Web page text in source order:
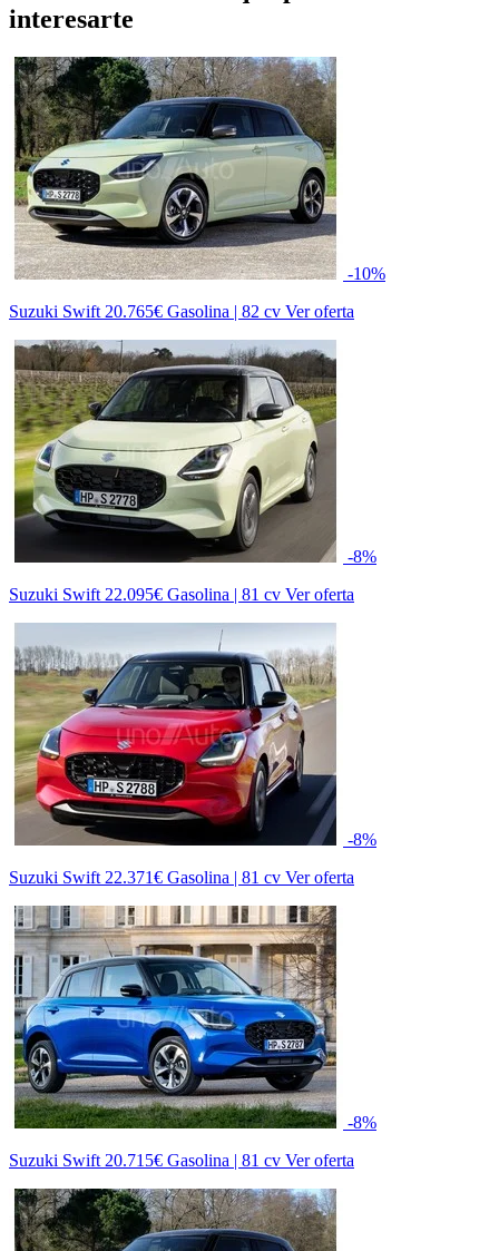
interesarte
-10%
Suzuki Swift 20.765€ Gasolina | 82 cv Ver oferta
-8%
Suzuki Swift 22.095€ Gasolina | 81 cv Ver oferta
-8%
Suzuki Swift 22.371€ Gasolina | 81 cv Ver oferta
-8%
Suzuki Swift 20.715€ Gasolina | 81 cv Ver oferta